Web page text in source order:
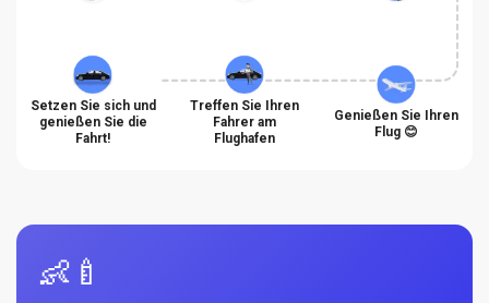
Setzen Sie sich und
genießen Sie die
Fahrt!
Treffen Sie Ihren
Fahrer am
Flughafen
Genießen Sie Ihren
Flug 😊
👶🍼